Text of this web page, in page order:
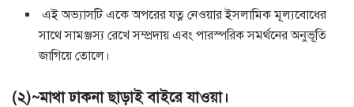
এই অভ্যাসটি একে অপরের যত্ন নেওয়ার ইসলামিক মূল্যবোধের
সাথে সামঞ্জস্য রেখে সম্প্রদায় এবং পারস্পরিক সমর্থনের অনুভূতি
জাগিয়ে তোলে।
(২)~মাথা ঢাকনা ছাড়াই বাইরে যাওয়া।